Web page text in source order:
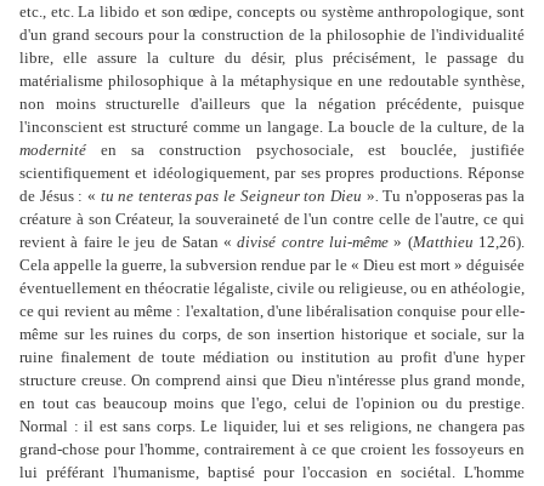
etc., etc. La libido et son œdipe, concepts ou système anthropologique, sont
d'un grand secours pour la construction de la philosophie de l'individualité
libre, elle assure la culture du désir, plus précisément, le passage du
matérialisme philosophique à la métaphysique en une redoutable synthèse,
non moins structurelle d'ailleurs que la négation précédente, puisque
l'inconscient est structuré comme un langage. La boucle de la culture, de la
modernité en sa construction psychosociale, est bouclée, justifiée
scientifiquement et idéologiquement, par ses propres productions. Réponse
de Jésus : « tu ne tenteras pas le Seigneur ton Dieu ». Tu n'opposeras pas la
créature à son Créateur, la souveraineté de l'un contre celle de l'autre, ce qui
revient à faire le jeu de Satan «divisé contre lui-même » (Matthieu 12,26).
Cela appelle la guerre, la subversion rendue par le « Dieu est mort » déguisée
éventuellement en théocratie légaliste, civile ou religieuse, ou en athéologie,
ce qui revient au même : l'exaltation, d'une libéralisation conquise pour elle-
même sur les ruines du corps, de son insertion historique et sociale, sur la
ruine finalement de toute médiation ou institution au profit d'une hyper
structure creuse. On comprend ainsi que Dieu n'intéresse plus grand monde,
en tout cas beaucoup moins que l'ego, celui de l'opinion ou du prestige.
Normal : il est sans corps. Le liquider, lui et ses religions, ne changera pas
grand-chose pour l'homme, contrairement à ce que croient les fossoyeurs en
lui préférant l'humanisme, baptisé pour l'occasion en sociétal. L'homme